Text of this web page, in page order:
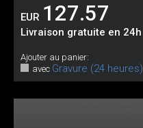
EUR 127.57
Livraison gratuite en 24h
Ajouter au panier:
avec Gravure (24 heures)